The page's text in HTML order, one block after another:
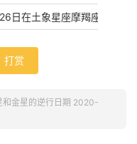
日在土象星座摩羯座
打赏
和金星的逆行日期 2020-